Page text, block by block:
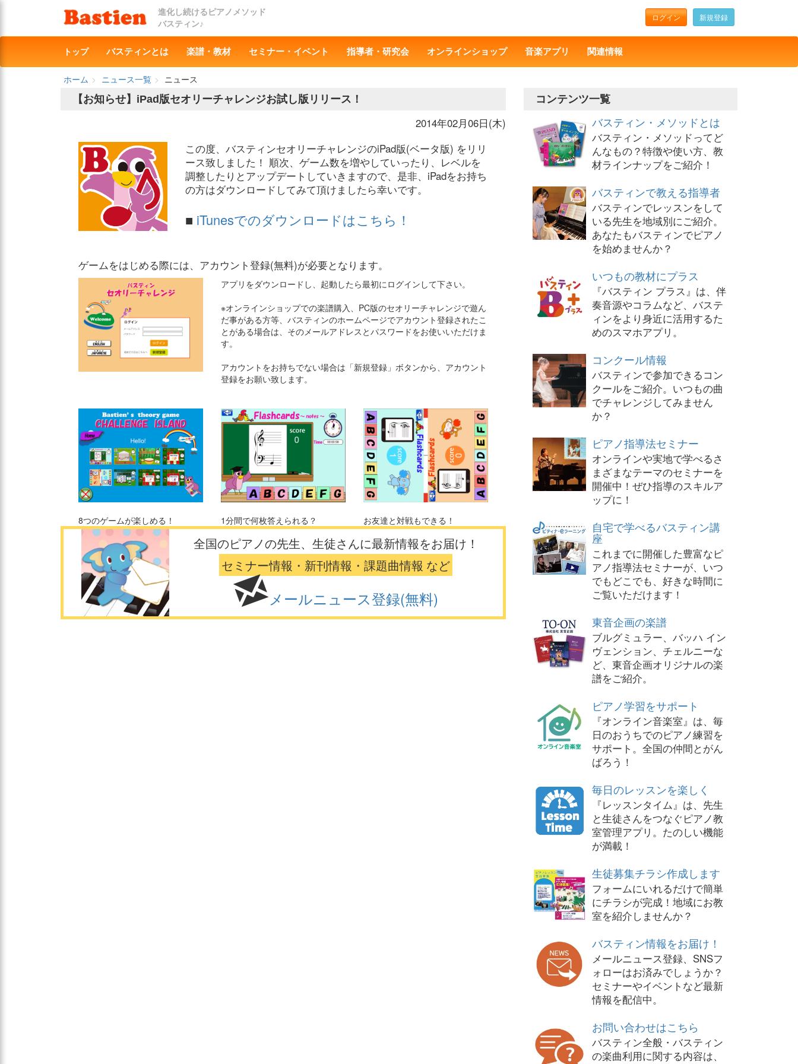
進化し続けるピアノメソッド
バスティン♪
ログイン 新規登録
トップ バスティンとは 楽譜・教材 セミナー・イベント 指導者・研究会 オンラインショップ 音楽アプリ 関連情報
ホーム ニュース一覧
ニュース
【お知らせ】iPad版セオリーチャレンジお試し版リリース！
2014年02月06日(木)
この度、バスティンセオリーチャレンジのiPad版(ベータ版) をリリ
ース致しました！ 順次、ゲーム数を増やしていったり、レベルを
調整したりとアップデートしていきますので、是非、iPadをお持ち
の方はダウンロードしてみて頂けましたら幸いです。
■ iTunesでのダウンロードはこちら！
ゲームをはじめる際には、アカウント登録(無料)が必要となります。
アプリをダウンロードし、起動したら最初にログインして下さい。
※オンラインショップでの楽譜購入、PC版のセオリーチャレンジで遊ん
だ事がある方等、バスティンのホームページでアカウント登録されたこ
とがある場合は、そのメールアドレスとパスワードをお使いいただけま
す。
アカウントをお持ちでない場合は「新規登録」ボタンから、アカウント
登録をお願い致します。
8つのゲームが楽しめる！ 1分間で何枚答えられる？ お友達と対戦もできる！
全国のピアノの先生、生徒さんに最新情報をお届け！
セミナー情報・新刊情報・課題曲情報 など
メールニュース登録(無料)
コンテンツ一覧
バスティン・メソッドとは
バスティン・メソッドってど
んなもの？特徴や使い方、教
材ラインナップをご紹介！
バスティンで教える指導者
バスティンでレッスンをして
いる先生を地域別にご紹介。
あなたもバスティンでピアノ
を始めませんか？
いつもの教材にプラス
『バスティン プラス』は、伴
奏音源やコラムなど、バステ
ィンをより身近に活用するた
めのスマホアプリ。
コンクール情報
バスティンで参加できるコン
クールをご紹介。いつもの曲
でチャレンジしてみません
か？
ピアノ指導法セミナー
オンラインや実地で学べるさ
まざまなテーマのセミナーを
開催中！ぜひ指導のスキルア
ップに！
自宅で学べるバスティン講
座
これまでに開催した豊富なピ
アノ指導法セミナーが、いつ
でもどこでも、好きな時間に
ご覧いただけます！
東音企画の楽譜
ブルグミュラー、バッハ イン
ヴェンション、チェルニーな
ど、東音企画オリジナルの楽
譜をご紹介。
ピアノ学習をサポート
『オンライン音楽室』は、毎
日のおうちでのピアノ練習を
サポート。全国の仲間とがん
ばろう！
毎日のレッスンを楽しく
『レッスンタイム』は、先生
と生徒さんをつなぐピアノ教
室管理アプリ。たのしい機能
が満載！
生徒募集チラシ作成します
フォームにいれるだけで簡単
にチラシが完成！地域にお教
室を紹介しませんか？
バスティン情報をお届け！
メールニュース登録、SNSフ
ォローはお済みでしょうか？
セミナーやイベントなど最新
情報を配信中。
お問い合わせはこちら
バスティン全般・バスティン
の楽曲利用に関する内容は、